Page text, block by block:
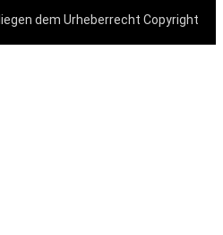
dem Urheberrecht Copyright